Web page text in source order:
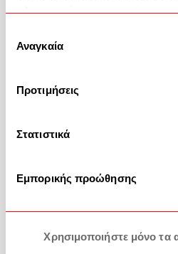
πληροφορίες που τους έχετε
των υπηρεσιών τους.
συγκατάθεσης
Αναγκαία
Προτιμήσεις
Στατιστικά
Εμπορικής προώθησης
Χρησιμοποιήστε μόνο τα
Τρόποι αποστολής
Πως θα αγοράσετε